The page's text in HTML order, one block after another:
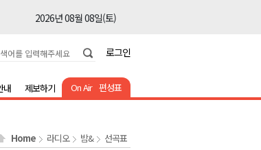
2026년 08월 08일(토)
2026년 08월 08일(토)
2026년 08월 08일(토)
로그인
On Air 편성표
내 제보하기
Home 라디오 밤& 선곡표